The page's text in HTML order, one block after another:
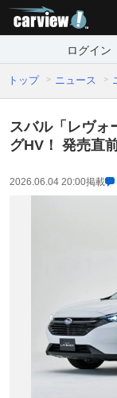
ログイン
トップ ニュース
スバル「レヴォ
グHV！ 発売直
2026.06.04 20:00掲載